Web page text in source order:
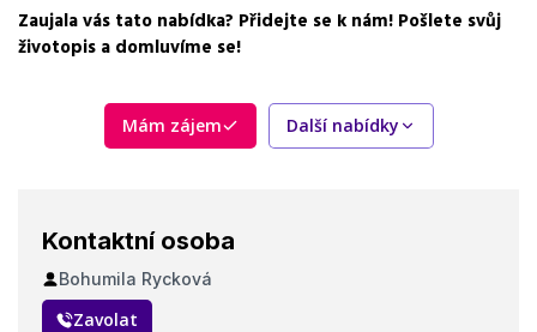
Pracovní doba
Forma práce
Základní
Bonus
Náborový bonus 15.000 Kč
Zaujala vás tato nabídka? Přidejte se k nám! Pošlete svůj
životopis a domluvíme se!
Mám zájem Další nabídky
Kontaktní osoba
Bohumila Rycková
Zavolat